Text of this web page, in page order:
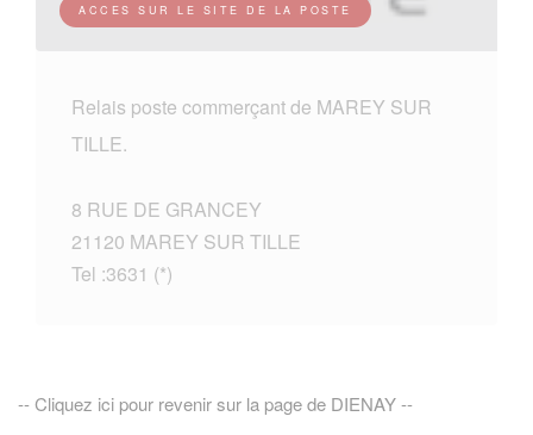
ACCES SUR LE SITE DE LA POSTE
Relais poste commerçant de MAREY SUR
TILLE.
8 RUE DE GRANCEY
21120 MAREY SUR TILLE
Tel :3631 (*)
-- Cliquez ici pour revenir sur la page de DIENAY --